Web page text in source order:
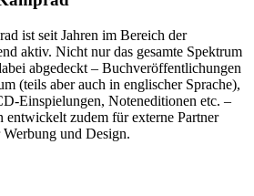
ist seit Jahren im Bereich der
aktiv. Nicht nur das gesamte Spektrum
abgedeckt – Buchveröffentlichungen
(teils aber auch in englischer Sprache),
Einspielungen, Noteneditionen etc. –
entwickelt zudem für externe Partner
und Design.